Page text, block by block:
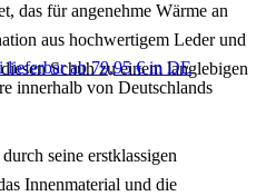
das für angenehme Wärme an
aus hochwertigem Leder und
Schuh zu einem langlebigen
seine erstklassigen
Innenmaterial und die
lieferbar ab 79,95 € in DE
innerhalb von Deutschlands